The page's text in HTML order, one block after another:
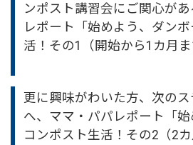
ンポスト講習会にご関心が
レポート「始めよう、ダン
活！その1（開始から1カ月
更に興味がわいた方、次の
へ、ママ・パパレポート「
コンポスト生活！その2（2